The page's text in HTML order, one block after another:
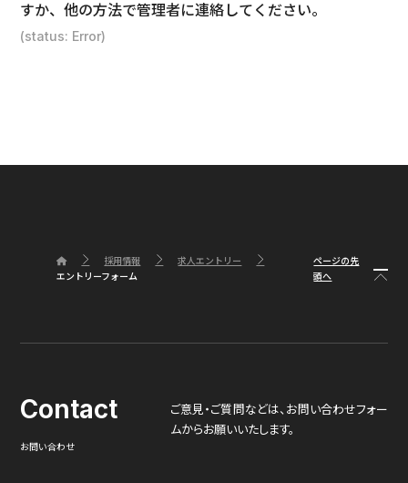
すか、他の方法で管理者に連絡してください。
(status: Error)
採用情報
求人エントリー
エントリーフォーム
ページの先
頭へ
Contact
お問い合わせ
ご意見・ご質問などは、お問い合わせフォー
ムからお願いいたします。